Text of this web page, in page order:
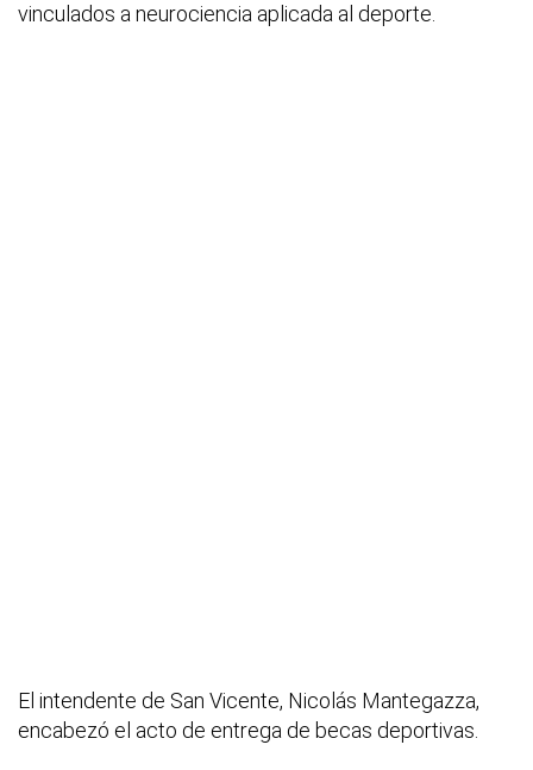
vinculados a neurociencia aplicada al deporte.
El intendente de San Vicente, Nicolás Mantegazza,
encabezó el acto de entrega de becas deportivas.